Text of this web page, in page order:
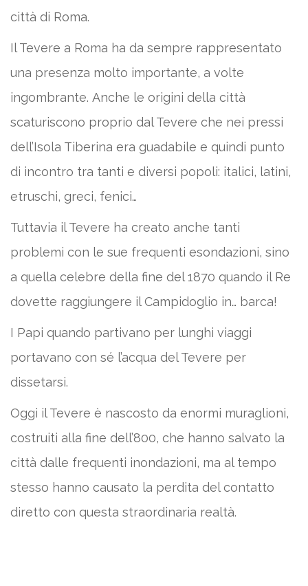
città di Roma.
Il Tevere a Roma ha da sempre rappresentato
una presenza molto importante, a volte
ingombrante. Anche le origini della città
scaturiscono proprio dal Tevere che nei pressi
dell’Isola Tiberina era guadabile e quindi punto
di incontro tra tanti e diversi popoli: italici, latini,
etruschi, greci, fenici…
Tuttavia il Tevere ha creato anche tanti
problemi con le sue frequenti esondazioni, sino
a quella celebre della fine del 1870 quando il Re
dovette raggiungere il Campidoglio in… barca!
I Papi quando partivano per lunghi viaggi
portavano con sé l’acqua del Tevere per
dissetarsi.
Oggi il Tevere è nascosto da enormi muraglioni,
costruiti alla fine dell’800, che hanno salvato la
città dalle frequenti inondazioni, ma al tempo
stesso hanno causato la perdita del contatto
diretto con questa straordinaria realtà.